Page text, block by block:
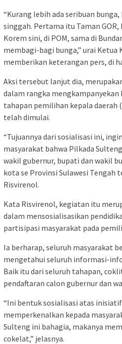
“Kurang lebih ada seribuan
singgah. Pertama itu Taman
Korem sini, di POM, sama di
membagi-bagi bunga,” urai Ketua
memberikan keterangan pers, di
Aksi tersebut lanjut dia,
dalam rangka mengkampanyekan
tahapan pemilihan kepala daerah
telah dimulai.
“Tujuannya dari sosialisasi ini,
masyarakat bahwa Pilkada
wakil gubernur, bupati dan wakil
kota se Provinsi Sulawesi Tengah
Risvirenol.
Kata Risvirenol, kegiatan itu
dalam mensosialisasikan
partisipasi masyarakat pada
Ia berharap, seluruh masyarakat
mengetahui seluruh informasi-
Baik itu dari seluruh tahapan,
pendaftaran calon gubernur dan
“Ini bentuk sosialisasi atas
memperkenalkan kepada
Sulteng ini bahagia, makanya
cokelat,” jelasnya.